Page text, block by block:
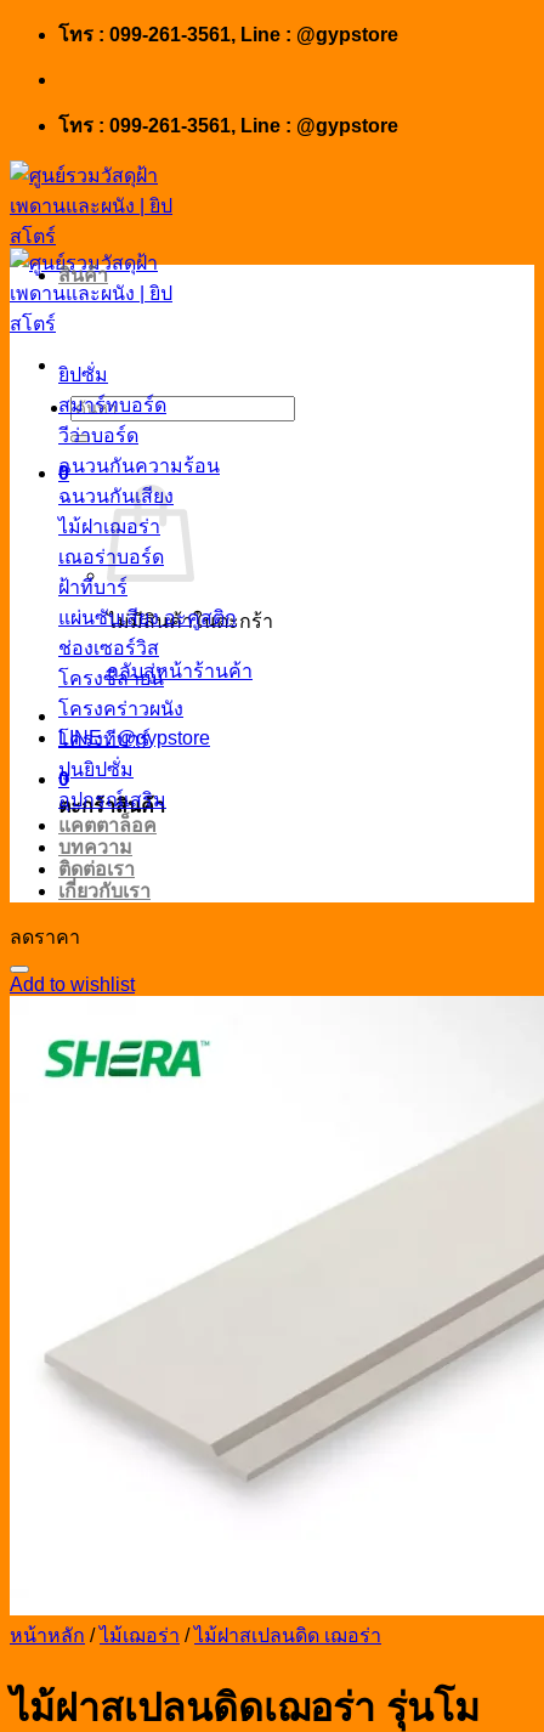
Skip
โทร : 099-261-3561, Line : @gypstore
โทร : 099-261-3561, Line : @gypstore
ค้นหา:
0
ไม่มีสินค้าในตะกร้า
กลับสู่หน้าร้านค้า
LINE : @gypstore
0
ตะกร้าสินค้า
สินค้า
ยิปซั่ม
สมาร์ทบอร์ด
วีว่าบอร์ด
ฉนวนกันความร้อน
ฉนวนกันเสียง
ไม้ฝาเฌอร่า
เณอร่าบอร์ด
ฝ้าทีบาร์
แผ่นซับเสียง อะคูสติก
ช่องเซอร์วิส
โครงซีลายน์
โครงคร่าวผนัง
โครงทีบาร์
ปูนยิปซั่ม
อุปกรณ์เสริม
แคตตาล็อค
บทความ
ติดต่อเรา
เกี่ยวกับเรา
ลดราคา
Add to wishlist
หน้าหลัก / ไม้เฌอร่า / ไม้ฝาสเปลนดิด เฌอร่า
ไม้ฝาสเปลนดิดเฌอร่า รุ่นโม